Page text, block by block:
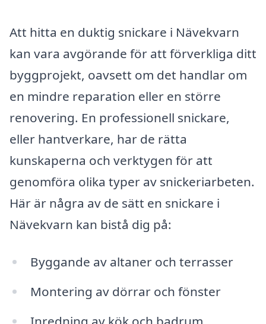
Att hitta en duktig snickare i Nävekvarn
kan vara avgörande för att förverkliga ditt
byggprojekt, oavsett om det handlar om
en mindre reparation eller en större
renovering. En professionell snickare,
eller hantverkare, har de rätta
kunskaperna och verktygen för att
genomföra olika typer av snickeriarbeten.
Här är några av de sätt en snickare i
Nävekvarn kan bistå dig på:
Byggande av altaner och terrasser
Montering av dörrar och fönster